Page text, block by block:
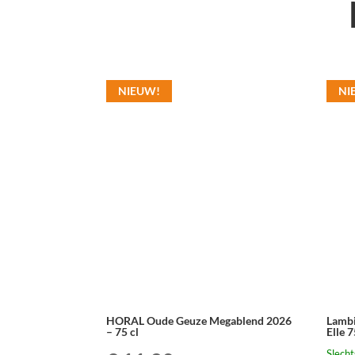
NIEUW!
HORAL Oude Geuze Megablend 2026
– 75 cl
Elle